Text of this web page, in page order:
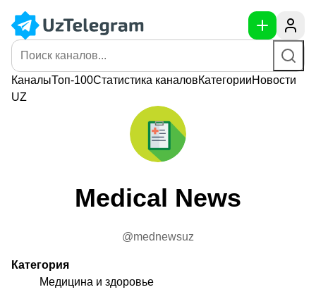
КаналыТоп-100Статистика каналовКатегорииНовости
UZ
Medical News
@mednewsuz
Категория
Медицина и здоровье